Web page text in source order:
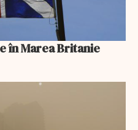
în Marea Britanie